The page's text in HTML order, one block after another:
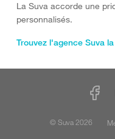
La Suva accorde une
personnalisés.
Trouvez l'agence Suva
© Suva 2026